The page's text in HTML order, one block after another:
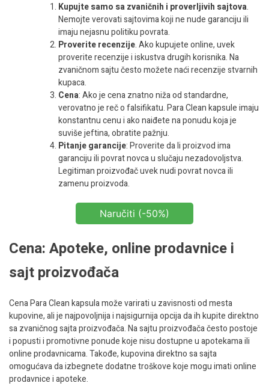
Kupujte samo sa zvaničnih i proverljivih sajtova.
Nemojte verovati sajtovima koji ne nude garanciju ili
imaju nejasnu politiku povrata.
Proverite recenzije. Ako kupujete online, uvek
proverite recenzije i iskustva drugih korisnika. Na
zvaničnom sajtu često možete naći recenzije stvarnih
kupaca.
Cena: Ako je cena znatno niža od standardne,
verovatno je reč o falsifikatu. Para Clean kapsule imaju
konstantnu cenu i ako naiđete na ponudu koja je
suviše jeftina, obratite pažnju.
Pitanje garancije: Proverite da li proizvod ima
garanciju ili povrat novca u slučaju nezadovoljstva.
Legitiman proizvođač uvek nudi povrat novca ili
zamenu proizvoda.
Naručiti (-50%)
Cena: Apoteke, online prodavnice i
sajt proizvođača
Cena Para Clean kapsula može varirati u zavisnosti od mesta
kupovine, ali je najpovoljnija i najsigurnija opcija da ih kupite direktno
sa zvaničnog sajta proizvođača. Na sajtu proizvođača često postoje
i popusti i promotivne ponude koje nisu dostupne u apotekama ili
online prodavnicama. Takođe, kupovina direktno sa sajta
omogućava da izbegnete dodatne troškove koje mogu imati online
prodavnice i apoteke.